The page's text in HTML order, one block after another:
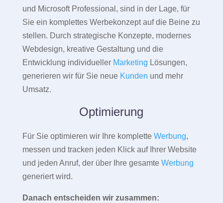
und Microsoft Professional, sind in der Lage, für
Sie ein komplettes Werbekonzept auf die Beine zu
stellen. Durch strategische Konzepte, modernes
Webdesign, kreative Gestaltung und die
Entwicklung individueller Marketing Lösungen,
generieren wir für Sie neue Kunden und mehr
Umsatz.
Optimierung
Für Sie optimieren wir Ihre komplette Werbung,
messen und tracken jeden Klick auf Ihrer Website
und jeden Anruf, der über Ihre gesamte Werbung
generiert wird.
Danach entscheiden wir zusammen: